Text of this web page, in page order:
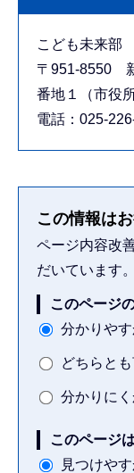
こども未来
〒951-8550
番地１（市役
電話：025-
この情報は
ページ内容改
だいています。
このページ
分かりや
どちらと
分かりに
このページ
見つけや